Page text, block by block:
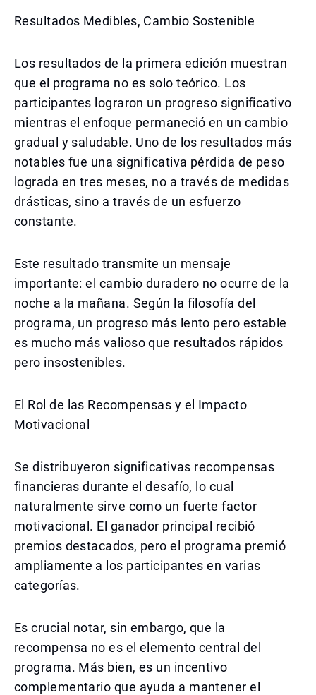
Resultados Medibles, Cambio Sostenible
Los resultados de la primera edición muestran
que el programa no es solo teórico. Los
participantes lograron un progreso significativo
mientras el enfoque permaneció en un cambio
gradual y saludable. Uno de los resultados más
notables fue una significativa pérdida de peso
lograda en tres meses, no a través de medidas
drásticas, sino a través de un esfuerzo
constante.
Este resultado transmite un mensaje
importante: el cambio duradero no ocurre de la
noche a la mañana. Según la filosofía del
programa, un progreso más lento pero estable
es mucho más valioso que resultados rápidos
pero insostenibles.
El Rol de las Recompensas y el Impacto
Motivacional
Se distribuyeron significativas recompensas
financieras durante el desafío, lo cual
naturalmente sirve como un fuerte factor
motivacional. El ganador principal recibió
premios destacados, pero el programa premió
ampliamente a los participantes en varias
categorías.
Es crucial notar, sin embargo, que la
recompensa no es el elemento central del
programa. Más bien, es un incentivo
complementario que ayuda a mantener el